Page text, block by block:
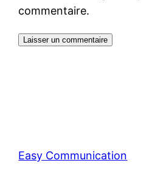
commentaire.
Easy Communication